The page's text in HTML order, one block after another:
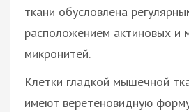
ткани обусловлена
расположением актиновых и
микронитей.
Клетки гладкой мышечной
имеют веретеновидную